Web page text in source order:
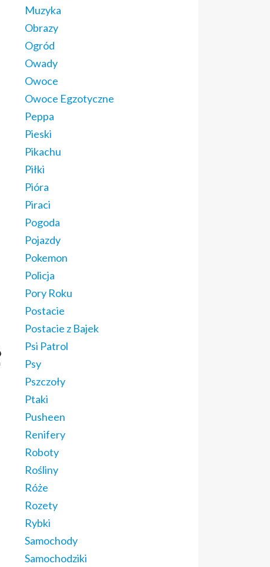
Muzyka
Obrazy
Ogród
Owady
Owoce
Owoce Egzotyczne
Peppa
Pieski
Pikachu
Piłki
Pióra
Piraci
Pogoda
Pojazdy
Pokemon
Policja
Pory Roku
Postacie
Postacie z Bajek
Psi Patrol
Psy
Pszczoły
Ptaki
Pusheen
Renifery
Roboty
Rośliny
Róże
Rozety
Rybki
Samochody
Samochodziki